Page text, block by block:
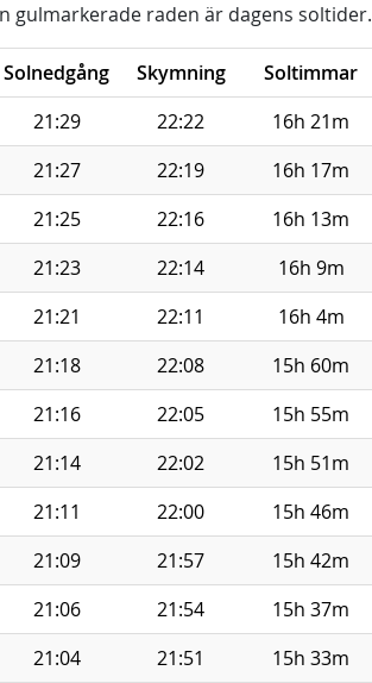
gulmarkerade raden är dagens soltider.
Solnedgång Skymning
Soltimmar
21:29 22:22
16h 21m
21:27 22:19
16h 17m
21:25 22:16
16h 13m
21:23 22:14
16h 9m
21:21 22:11
16h 4m
21:18 22:08
15h 60m
21:16 22:05
15h 55m
21:14 22:02
15h 51m
21:11 22:00
15h 46m
21:09 21:57
15h 42m
21:06 21:54
15h 37m
21:04 21:51
15h 33m